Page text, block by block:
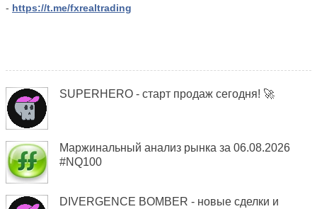
- https://t.me/fxrealtrading
SUPERHERO - старт продаж сегодня! 🚀
Маржинальный анализ рынка за 06.08.2026
#NQ100
DIVERGENCE BOMBER - новые сделки и